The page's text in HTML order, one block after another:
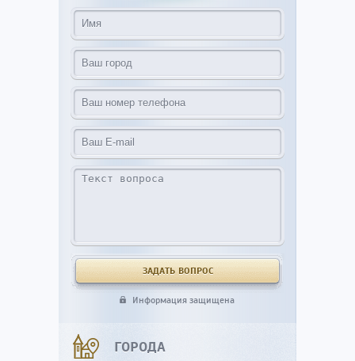
Информация защищена
ГОРОДА